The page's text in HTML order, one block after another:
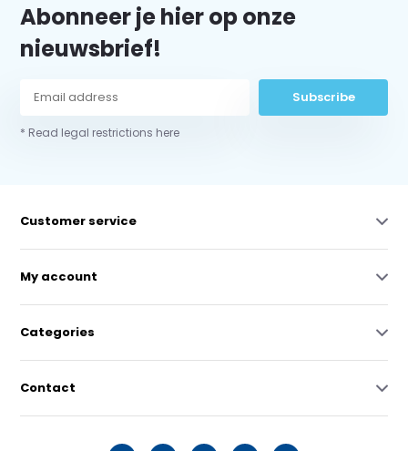
Abonneer je hier op onze
nieuwsbrief!
Subscribe
* Read legal restrictions here
Customer service
My account
Categories
Contact